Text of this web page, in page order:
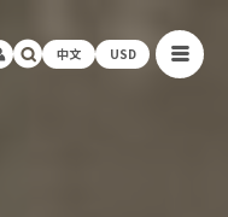
中文 USD